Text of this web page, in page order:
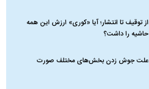
از توقیف تا انتشار؛ آیا «کوری» ارزش این همه
حاشیه را داشت؟
علت جوش زدن بخش‌های مختلف صورت